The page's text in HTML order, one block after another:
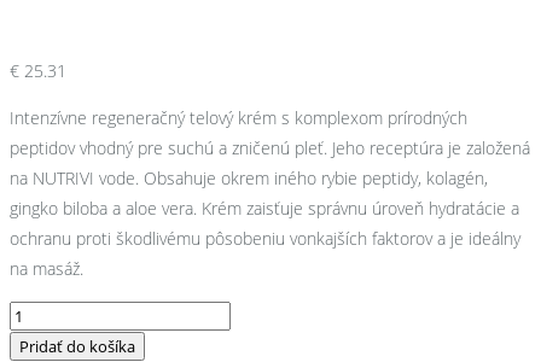
€ 25.31
Intenzívne regeneračný telový krém s komplexom prírodných
peptidov vhodný pre suchú a zničenú pleť. Jeho receptúra je založená
na NUTRIVI vode. Obsahuje okrem iného rybie peptidy, kolagén,
gingko biloba a aloe vera. Krém zaisťuje správnu úroveň hydratácie a
ochranu proti škodlivému pôsobeniu vonkajších faktorov a je ideálny
na masáž.
množstvo
SOS
Pridať do košíka